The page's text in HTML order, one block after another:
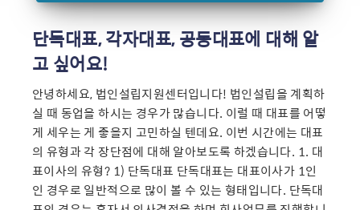
단독대표, 각자대표, 공동대표에 대해 알
고 싶어요!
안녕하세요, 법인설립지원센터입니다! 법인설립을 계획하
실 때 동업을 하시는 경우가 많습니다. 이럴 때 대표를 어떻
게 세우는 게 좋을지 고민하실 텐데요. 이번 시간에는 대표
의 유형과 각 장단점에 대해 알아보도록 하겠습니다. 1. 대
표이사의 유형? 1) 단독대표 단독대표는 대표이사가 1인
인 경우로 일반적으로 많이 볼 수 있는 형태입니다. 단독대